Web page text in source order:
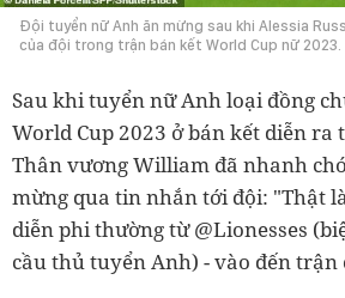
Đội tuyển nữ Anh ăn mừng sau khi Alessia
của đội trong trận bán kết World Cup nữ 2023.
Sau khi tuyển nữ Anh loại đồng
World Cup 2023 ở bán kết diễn ra
Thân vương William đã nhanh
mừng qua tin nhắn tới đội: "Thật
diễn phi thường từ @Lionesses
cầu thủ tuyển Anh) - vào đến trận